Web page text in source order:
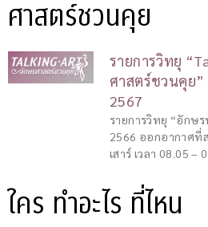
ศาสตร์ชวนคุย
รายการวิทยุ
ศาสตร์ชวนคุย”
2567
รายการวิทยุ “อักษ
2566 ออกอากาศที่
เสาร์ เวลา 08.05 –
ใคร ทำอะไร ที่ไหน